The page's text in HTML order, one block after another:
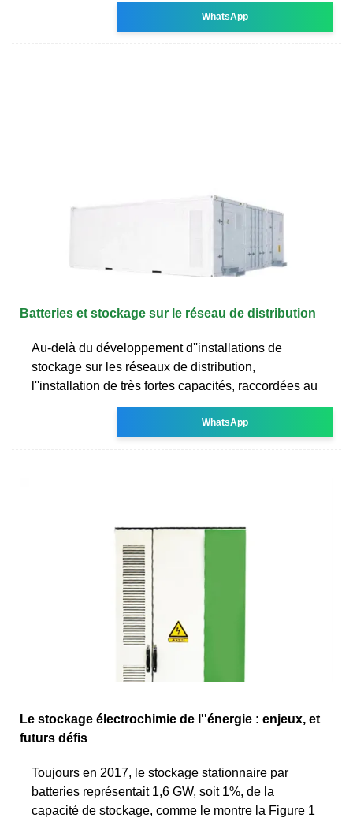
WhatsApp
Batteries et stockage sur le réseau de distribution
Au-delà du développement d''installations de
stockage sur les réseaux de distribution,
l''installation de très fortes capacités, raccordées au
WhatsApp
Le stockage électrochimie de l''énergie : enjeux, et
futurs défis
Toujours en 2017, le stockage stationnaire par
batteries représentait 1,6 GW, soit 1%, de la
capacité de stockage, comme le montre la Figure 1